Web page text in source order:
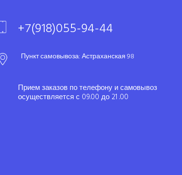
Пункт самовывоза: Астраханская 98
+7(918)055-94-44
Прием заказов по телефону и самовывоз
осуществляется с 09.00 до 21 .00